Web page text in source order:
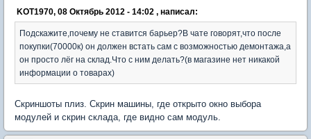
KOT1970, 08 Октябрь 2012 - 14:02 , написал:
Подскажите,почему не ставится барьер?В чате говорят,что после
покупки(70000к) он должен встать сам с возможностью демонтажа,а
он просто лёг на склад.Что с ним делать?(в магазине нет никакой
информации о товарах)
Скриншоты плиз. Скрин машины, где открыто окно выбора
модулей и скрин склада, где видно сам модуль.